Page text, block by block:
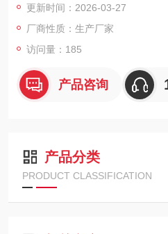
承、减速机等设备的磨损趋势监
态。
更新时间：2026-03-27
厂商性质：生产厂家
访问量：185
产品咨询
产品分类
PRODUCT CLASSIFICATION